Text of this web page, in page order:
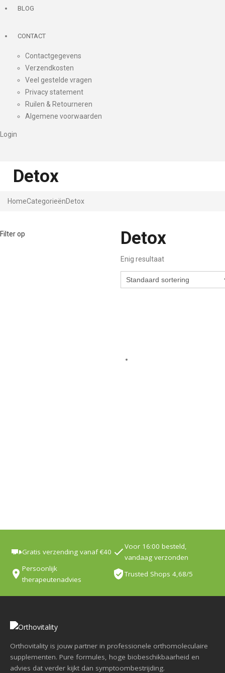
BLOG
CONTACT
Contactgegevens
Verzendkosten
Veel gestelde vragen
Privacy statement
Ruilen & Retourneren
Algemene voorwaarden
Login
Detox
HomeCategorieënDetox
Filter op Detox
Enig resultaat
Gratis verzending vanaf €40
Voor 16:00 besteld,
vandaag verzonden
Persoonlijk
therapeutenadvies
Trusted Shops 4,68/5
Orthovitality is jouw partner in professionele orthomoleculaire
supplementen. Pure formules, hoge biobeschikbaarheid en
advies dat verder kijkt dan symptoombestrijding.